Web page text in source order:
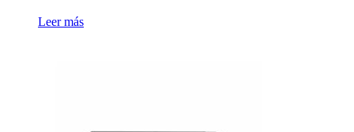
Leer más